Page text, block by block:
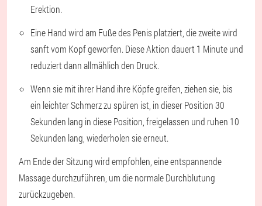
Erektion.
Eine Hand wird am Fuße des Penis platziert, die zweite wird
sanft vom Kopf geworfen. Diese Aktion dauert 1 Minute und
reduziert dann allmählich den Druck.
Wenn sie mit ihrer Hand ihre Köpfe greifen, ziehen sie, bis
ein leichter Schmerz zu spüren ist, in dieser Position 30
Sekunden lang in diese Position, freigelassen und ruhen 10
Sekunden lang, wiederholen sie erneut.
Am Ende der Sitzung wird empfohlen, eine entspannende
Massage durchzuführen, um die normale Durchblutung
zurückzugeben.